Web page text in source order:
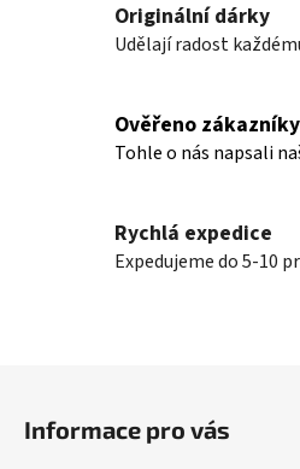
k
y
ý
p
i
Originální dárky
Udělají radost
Ověřeno zákazníky
Tohle o nás napsali
Rychlá expedice
Expedujeme do 5-10
Informace pro vás